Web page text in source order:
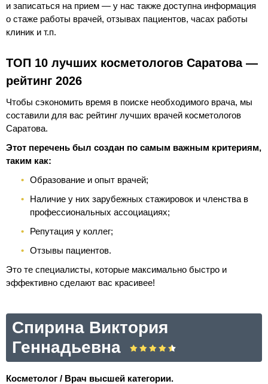
и записаться на прием — у нас также доступна информация
о стаже работы врачей, отзывах пациентов, часах работы
клиник и т.п.
ТОП 10 лучших косметологов Саратова —
рейтинг 2026
Чтобы сэкономить время в поиске необходимого врача, мы
составили для вас рейтинг лучших врачей косметологов
Саратова.
Этот перечень был создан по самым важным критериям,
таким как:
Образование и опыт врачей;
Наличие у них зарубежных стажировок и членства в
профессиональных ассоциациях;
Репутация у коллег;
Отзывы пациентов.
Это те специалисты, которые максимально быстро и
эффективно сделают вас красивее!
Спирина Виктория
Геннадьевна
Косметолог / Врач высшей категории.